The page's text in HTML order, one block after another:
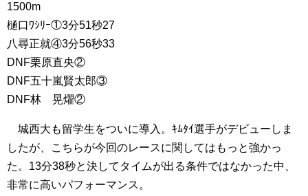
1500m
樋口ﾜｼﾘｰ①3分51秒27
八尋正就④3分56秒33
DNF栗原直央②
DNF五十嵐賢太郎③
DNF林 晃燿②
城西大も留学生をついに導入。ｷﾑﾀｲ選手がデビューしま
したが、こちらが今回のレースに関してはもっと強かっ
た。13分38秒と決してタイムが出る条件ではなかった中、
非常に高いパフォーマンス。